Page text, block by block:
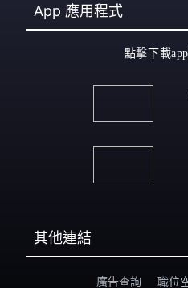
App 應用程式
點擊下載
其他連結
廣告查詢 職位